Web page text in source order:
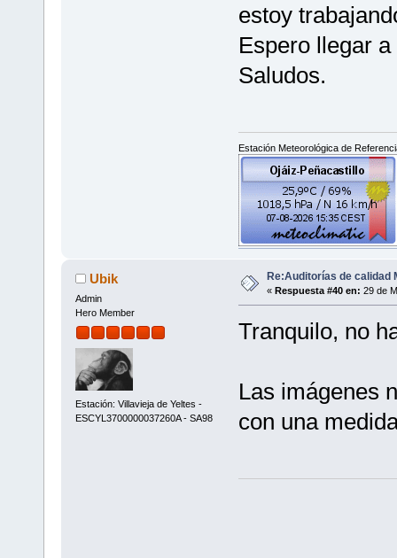
estoy
Espero llegar
Saludos.
Estación Meteorológica de
Ubik
Admin
Hero Member
Estación: Villavieja de Yeltes -
ESCYL3700000037260A - SA98
Re:Auditorías de calidad
« Respuesta #40 en: 29 de
Tranquilo, no
Las imágenes
con una